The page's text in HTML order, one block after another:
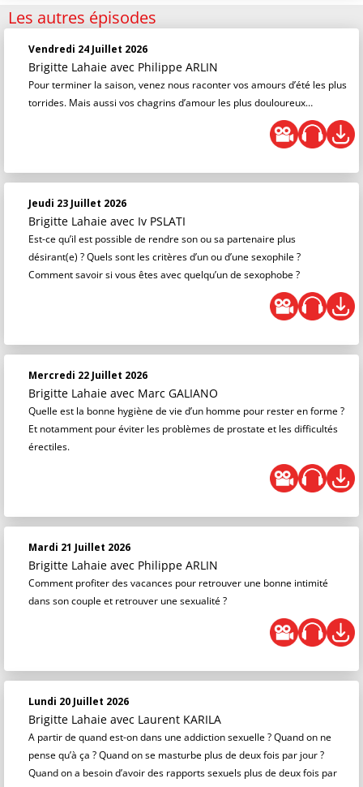
Les autres épisodes
Vendredi 24 Juillet 2026
Brigitte Lahaie avec Philippe ARLIN
Pour terminer la saison, venez nous raconter vos amours d’été les plus
torrides. Mais aussi vos chagrins d’amour les plus douloureux…
Jeudi 23 Juillet 2026
Brigitte Lahaie avec Iv PSLATI
Est-ce qu’il est possible de rendre son ou sa partenaire plus
désirant(e) ? Quels sont les critères d’un ou d’une sexophile ?
Comment savoir si vous êtes avec quelqu’un de sexophobe ?
Mercredi 22 Juillet 2026
Brigitte Lahaie avec Marc GALIANO
Quelle est la bonne hygiène de vie d’un homme pour rester en forme ?
Et notamment pour éviter les problèmes de prostate et les difficultés
érectiles.
Mardi 21 Juillet 2026
Brigitte Lahaie avec Philippe ARLIN
Comment profiter des vacances pour retrouver une bonne intimité
dans son couple et retrouver une sexualité ?
Lundi 20 Juillet 2026
Brigitte Lahaie avec Laurent KARILA
A partir de quand est-on dans une addiction sexuelle ? Quand on ne
pense qu’à ça ? Quand on se masturbe plus de deux fois par jour ?
Quand on a besoin d’avoir des rapports sexuels plus de deux fois par